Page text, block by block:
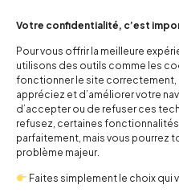
Votre confidentialité, c’est
Pour vous offrir la meilleure
utilisons des outils comme les
fonctionner le site correctement,
appréciez et d’améliorer votre
d’accepter ou de refuser ces
refusez, certaines
parfaitement, mais vous pourrez
problème majeur.
Faites simplement le choix qui